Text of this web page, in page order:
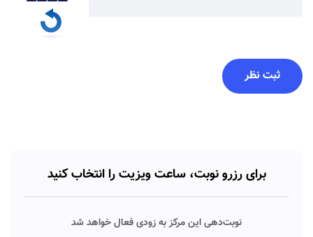
برای رزرو نوبت، ساعت ویزیت را انتخاب کنید
نوبت‌دهی این مرکز به زودی فعال خواهد شد